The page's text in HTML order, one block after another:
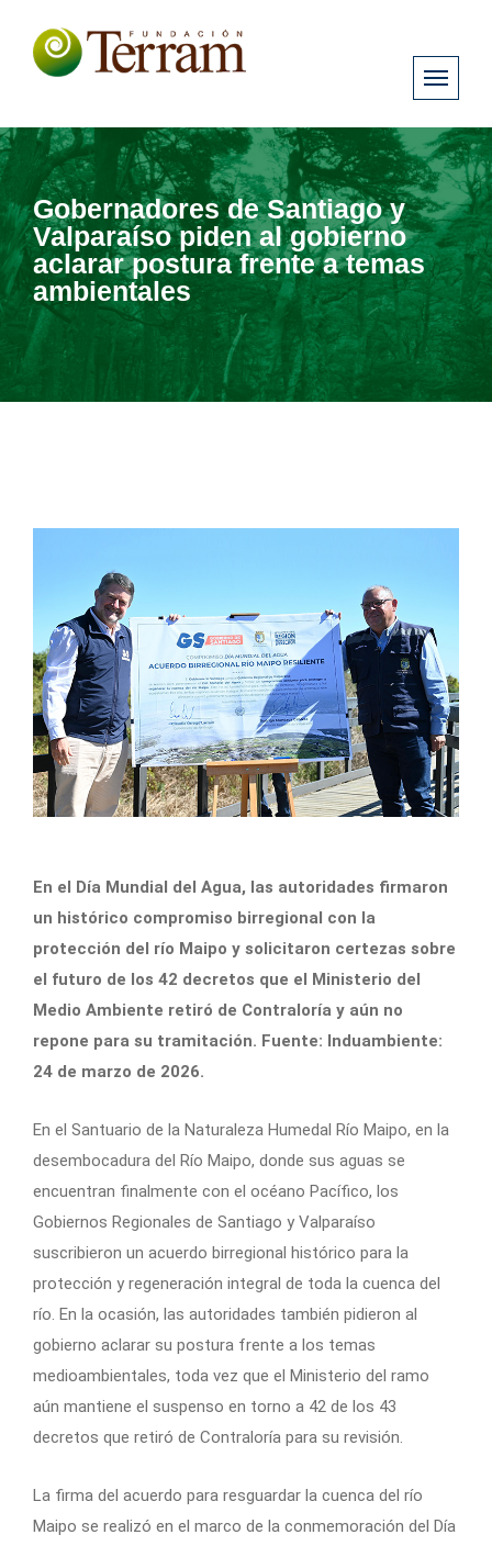
Gobernadores de Santiago y
Valparaíso piden al gobierno
aclarar postura frente a temas
ambientales
En el Día Mundial del Agua, las autoridades firmaron
un histórico compromiso birregional con la
protección del río Maipo y solicitaron certezas sobre
el futuro de los 42 decretos que el Ministerio del
Medio Ambiente retiró de Contraloría y aún no
repone para su tramitación. Fuente: Induambiente:
24 de marzo de 2026.
En el Santuario de la Naturaleza Humedal Río Maipo, en la
desembocadura del Río Maipo, donde sus aguas se
encuentran finalmente con el océano Pacífico, los
Gobiernos Regionales de Santiago y Valparaíso
suscribieron un acuerdo birregional histórico para la
protección y regeneración integral de toda la cuenca del
río. En la ocasión, las autoridades también pidieron al
gobierno aclarar su postura frente a los temas
medioambientales, toda vez que el Ministerio del ramo
aún mantiene el suspenso en torno a 42 de los 43
decretos que retiró de Contraloría para su revisión.
La firma del acuerdo para resguardar la cuenca del río
Maipo se realizó en el marco de la conmemoración del Día